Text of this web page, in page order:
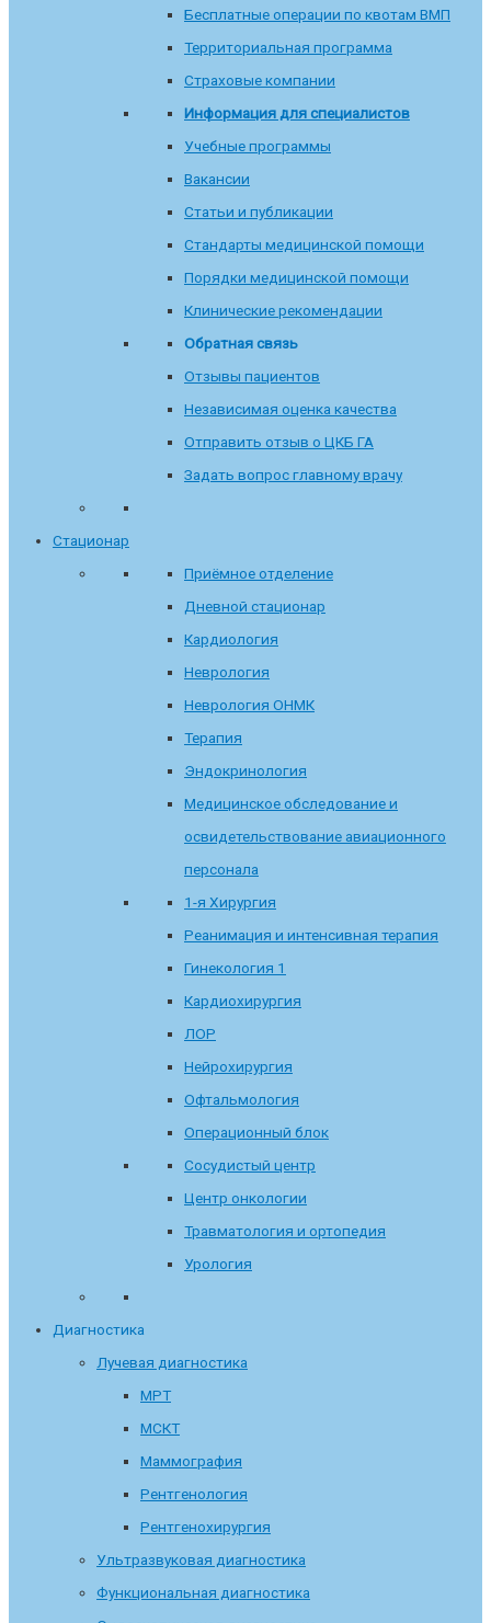
Бесплатные операции по квотам ВМП
Территориальная программа
Страховые компании
Информация для специалистов
Учебные программы
Вакансии
Статьи и публикации
Стандарты медицинской помощи
Порядки медицинской помощи
Клинические рекомендации
Обратная связь
Отзывы пациентов
Независимая оценка качества
Отправить отзыв о ЦКБ ГА
Задать вопрос главному врачу
Стационар
Приёмное отделение
Дневной стационар
Кардиология
Неврология
Неврология ОНМК
Терапия
Эндокринология
Медицинское обследование и
освидетельствование авиационного
персонала
1-я Хирургия
Реанимация и интенсивная терапия
Гинекология 1
Кардиохирургия
ЛОР
Нейрохирургия
Офтальмология
Операционный блок
Сосудистый центр
Центр онкологии
Травматология и ортопедия
Урология
Диагностика
Лучевая диагностика
МРТ
МСКТ
Маммография
Рентгенология
Рентгенохирургия
Ультразвуковая диагностика
Функциональная диагностика